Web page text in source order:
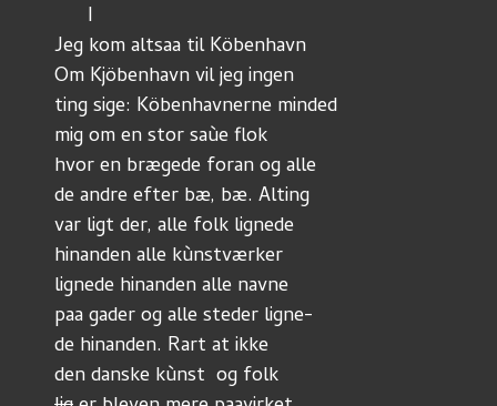
      I
Jeg kom altsaa til Köbenhavn
Om Kjöbenhavn vil jeg ingen
ting sige: Köbenhavnerne minded
mig om en stor saùe flok
hvor en brægede foran og alle
de andre efter bæ, bæ. Alting
var ligt der, alle folk lignede
hinanden alle kùnstværker
lignede hinanden alle navne
paa gader og alle steder ligne-
de hinanden. Rart at ikke
den danske kùnst  og folk